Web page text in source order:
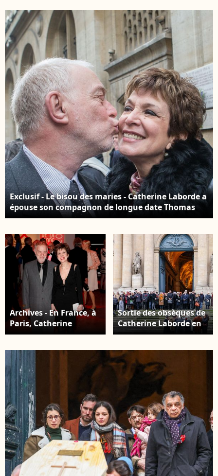
10 février 2016 et qui
sera diffusée le 14
février 2016. © Coadic
Guirec/Bestimage
Laborde en l'église
Saint-Roch à Paris, le 6
février 2025. ©
Jacovides - Moreau /
Bestimage
Exclusif - Le bisou des maries - Catherine Laborde a
épouse son compagnon de longue date Thomas
Stern, publicitaire, samedi 9 novembre 2013 a la
de ses amis les plus proches. AGENCE / BESTIMAGE
Archives - En France, à
Paris, Catherine
Laborde et son
Stern lors de la 9ème
édition du DINER DE LA
MODE CONTRE LE SIDA
2011 au profit du
Sidaction au Pavillon
d'Armenonville. Le 27
janvier 2011 ©
Christophe Aubert via
Bestimage
Sortie des obsèques de
Catherine Laborde en
l'église Saint-Roch à
© Jacovides - Moreau /
Bestimage